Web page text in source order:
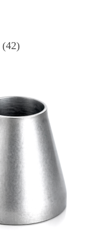
(42)